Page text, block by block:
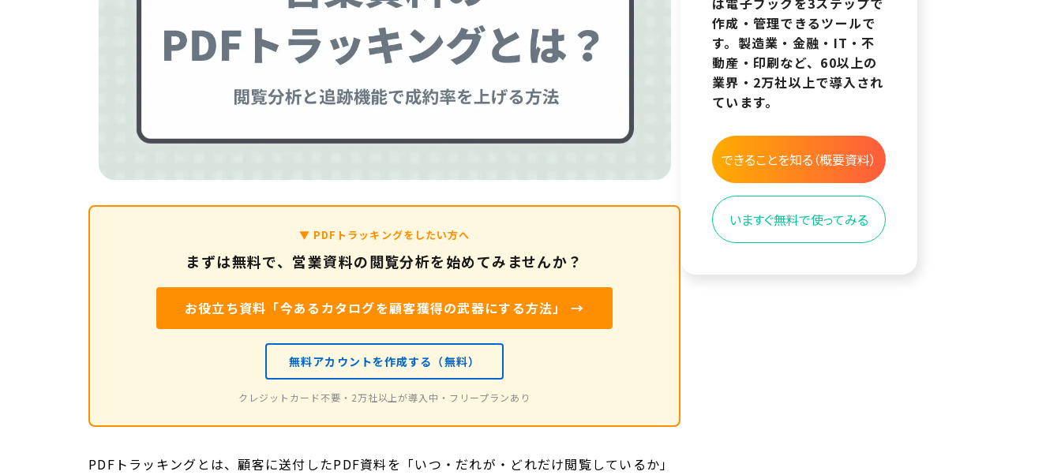
▼ PDFトラッキングをしたい方へ
まずは無料で、営業資料の閲覧分析を始めてみませんか？
お役立ち資料「今あるカタログを顧客獲得の武器にする方法」 →
無料アカウントを作成する（無料）
クレジットカード不要・2万社以上が導入中・フリープランあり
PDFトラッキングとは、顧客に送付したPDF資料を「いつ・だれが・どれだけ閲覧しているか」
作成・管理できるツールで
す。製造業・金融・IT・不
動産・印刷など、60以上の
業界・2万社以上で導入され
ています。
できることを知る（概要資料）
いますぐ無料で使ってみる